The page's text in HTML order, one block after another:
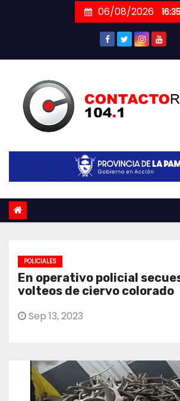
06/08/2026 16:35
POLICIALES
En operativo policial
volteos de ciervo colorado
Sep 13, 2023